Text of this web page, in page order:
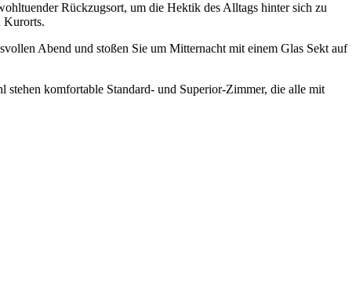
Rückzugsort, um die Hektik des Alltags hinter sich zu
Kurorts.
Abend und stoßen Sie um Mitternacht mit einem Glas Sekt auf
komfortable Standard- und Superior-Zimmer, die alle mit